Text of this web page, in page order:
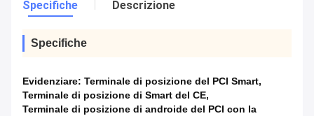
Specifiche Descrizione
Specifiche
Evidenziare: Terminale di posizione del PCI Smart,
Terminale di posizione di Smart del CE,
Terminale di posizione di androide del PCI con la